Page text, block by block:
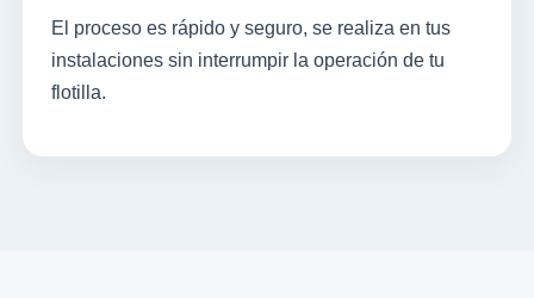
El proceso es rápido y seguro, se realiza en tus
instalaciones sin interrumpir la operación de tu
flotilla.